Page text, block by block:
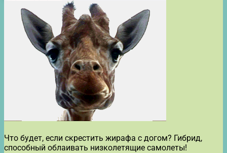
Что будет, если скрестить жирафа с догом? Гибрид,
способный облаивать низколетящие самолеты!